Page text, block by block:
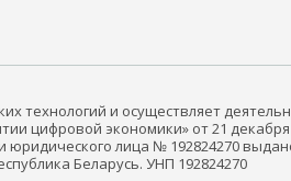
технологий и осуществляет
цифровой экономики» от 21 декабря
юридического лица № 192824270
Беларусь. УНП 192824270